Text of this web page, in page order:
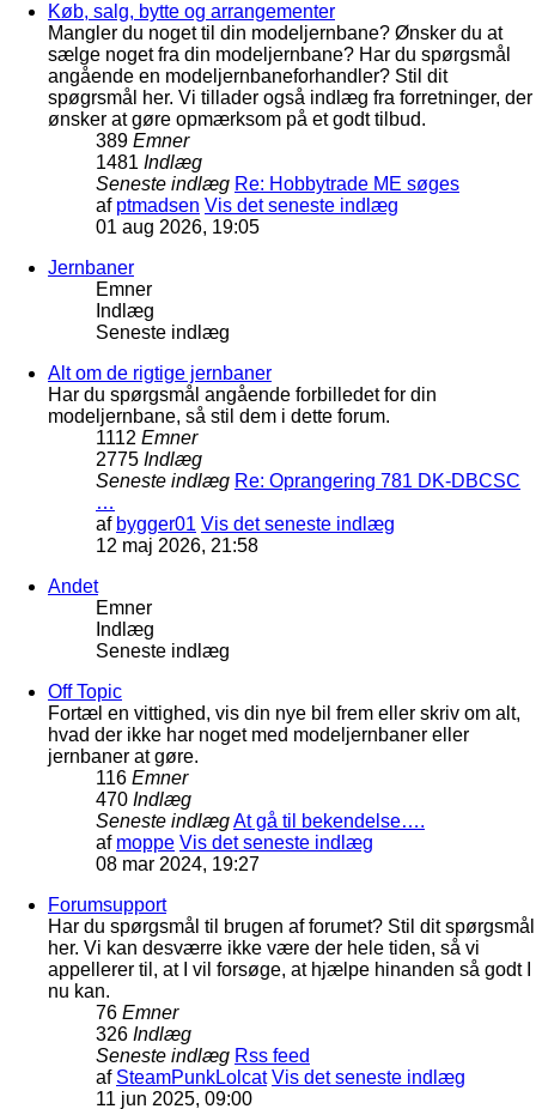
Køb, salg, bytte og arrangementer
Mangler du noget til din modeljernbane? Ønsker du at
sælge noget fra din modeljernbane? Har du spørgsmål
angående en modeljernbaneforhandler? Stil dit
spøgrsmål her. Vi tillader også indlæg fra forretninger, der
ønsker at gøre opmærksom på et godt tilbud.
389 Emner
1481 Indlæg
Seneste indlæg Re: Hobbytrade ME søges
af ptmadsen Vis det seneste indlæg
01 aug 2026, 19:05
Jernbaner
Emner
Indlæg
Seneste indlæg
Alt om de rigtige jernbaner
Har du spørgsmål angående forbilledet for din
modeljernbane, så stil dem i dette forum.
1112 Emner
2775 Indlæg
Seneste indlæg Re: Oprangering 781 DK-DBCSC
…
af bygger01 Vis det seneste indlæg
12 maj 2026, 21:58
Andet
Emner
Indlæg
Seneste indlæg
Off Topic
Fortæl en vittighed, vis din nye bil frem eller skriv om alt,
hvad der ikke har noget med modeljernbaner eller
jernbaner at gøre.
116 Emner
470 Indlæg
Seneste indlægAt gå til bekendelse….
af moppe Vis det seneste indlæg
08 mar 2024, 19:27
Forumsupport
Har du spørgsmål til brugen af forumet? Stil dit spørgsmål
her. Vi kan desværre ikke være der hele tiden, så vi
appellerer til, at I vil forsøge, at hjælpe hinanden så godt I
nu kan.
76 Emner
326 Indlæg
Seneste indlæg Rss feed
af SteamPunkLolcat Vis det seneste indlæg
11 jun 2025, 09:00